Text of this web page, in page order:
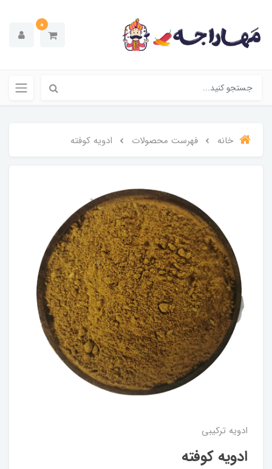
0
خانه فهرست محصولات ادویه کوفته
ادویه ترکیبی
ادویه کوفته